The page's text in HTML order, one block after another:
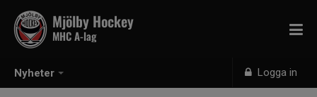
Nyheter Logga in
Mjölby Hockey
MHC A-lag